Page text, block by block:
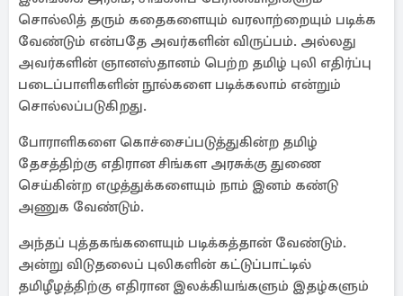
சொல்லித் தரும் கதைகளையும் வரலாற்றையும் படிக்க
வேண்டும் என்பதே அவர்களின் விருப்பம். அல்லது
அவர்களின் ஞானஸ்தானம் பெற்ற தமிழ் புலி எதிர்ப்பு
படைப்பாளிகளின் நூல்களை படிக்கலாம் என்றும்
சொல்லப்படுகிறது.
போராளிகளை கொச்சைப்படுத்துகின்ற தமிழ்
தேசத்திற்கு எதிரான சிங்கள அரசுக்கு துணை
செய்கின்ற எழுத்துக்களையும் நாம் இனம் கண்டு
அணுக வேண்டும்.
அந்தப் புத்தகங்களையும் படிக்கத்தான் வேண்டும்.
அன்று விடுதலைப் புலிகளின் கட்டுப்பாட்டில்
தமிழீழத்திற்கு எதிரான இலக்கியங்களும் இதழ்களும்